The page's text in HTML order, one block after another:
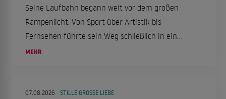
Seine Laufbahn begann weit vor dem großen
Rampenlicht. Von Sport über Artistik bis
Fernsehen führte sein Weg schließlich in ein
ganz neues Leben.
MEHR
07.08.2026 STILLE GROSSE LIEBE